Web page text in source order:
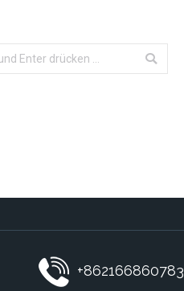
+862166860783